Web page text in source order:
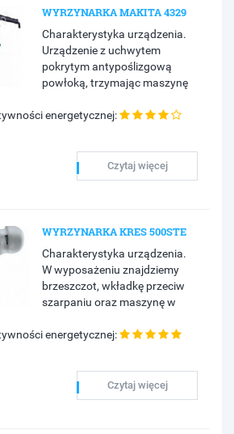
WYRZYNARKA MAKITA 4329
Charakterystyka urządzenia.
Urządzenie z uchwytem
pokrytym antypoślizgową
powłoką, trzymając maszynę
energetycznej:
Czytaj więcej
WYRZYNARKA KRES 500STE
Charakterystyka urządzenia.
W wyposażeniu znajdziemy
brzeszczot, wkładkę przeciw
szarpaniu oraz maszynę w
energetycznej:
Czytaj więcej